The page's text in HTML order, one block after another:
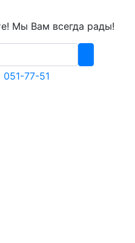
Мы Вам всегда рады!
77-51